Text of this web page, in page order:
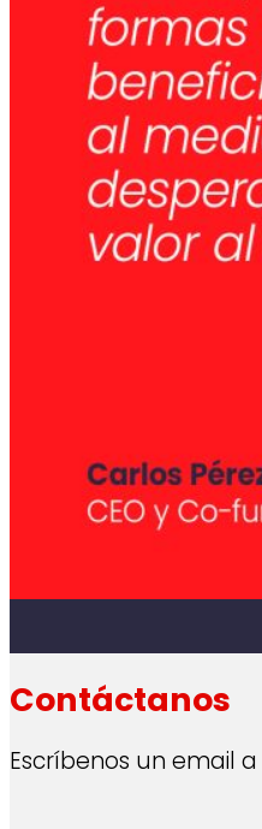
Contáctanos
Escríbenos un email a